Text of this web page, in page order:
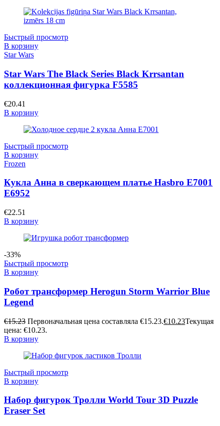
Быстрый просмотр
В корзину
Star Wars
Star Wars The Black Series Black Krrsantan
коллекционная фигурка F5585
€20.41
В корзину
Быстрый просмотр
В корзину
Frozen
Кукла Анна в сверкающем платье Hasbro E7001
E6952
€22.51
В корзину
-33%
Быстрый просмотр
В корзину
Робот трансформер Herogun Storm Warrior Blue
Legend
€15.23 Первоначальная цена составляла €15.23.€10.23Текущая
цена: €10.23.
В корзину
Быстрый просмотр
В корзину
Набор фигурок Тролли World Tour 3D Puzzle
Eraser Set